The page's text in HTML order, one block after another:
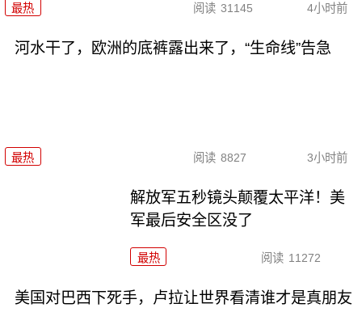
最热 阅读 31145 4小时前
河水干了，欧洲的底裤露出来了，“生命线”告急
最热 阅读 8827 3小时前
解放军五秒镜头颠覆太平洋！美
军最后安全区没了
最热 阅读 11272
美国对巴西下死手，卢拉让世界看清谁才是真朋友